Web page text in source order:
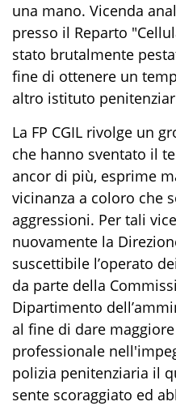
una mano. Vicenda
presso il Reparto
stato brutalmente
fine di ottenere un
altro istituto
La FP CGIL rivolge un
che hanno sventato il
ancor di più, esprime
vicinanza a coloro che
aggressioni. Per tali
nuovamente la
suscettibile l’operato
da parte della
Dipartimento
al fine di dare
professionale
polizia penitenziaria il
sente scoraggiato ed